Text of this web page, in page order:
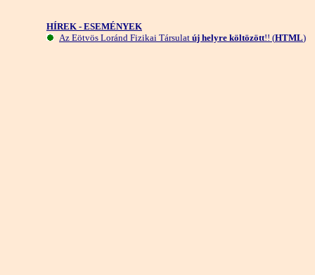
HÍREK - ESEMÉNYEK
Az Eötvös Loránd Fizikai Társulat új helyre költözött!! (HTML)